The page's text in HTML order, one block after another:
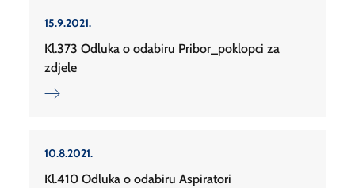
15.9.2021.
Kl.373 Odluka o odabiru Pribor_poklopci za
zdjele
10.8.2021.
Kl.410 Odluka o odabiru Aspiratori